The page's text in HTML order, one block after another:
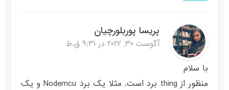
پریسا پوربلورچیان
آگوست 30, 2022 در 9:31 ق.ظ
با سلام
منظور از thing برد است. مثلا یک برد Nodemcu و یک